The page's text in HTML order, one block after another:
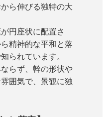
ら伸びる独特の大
円座状に配置さ
精神的な平和と落
られています。
らず、幹の形状や
囲気で、景観に独